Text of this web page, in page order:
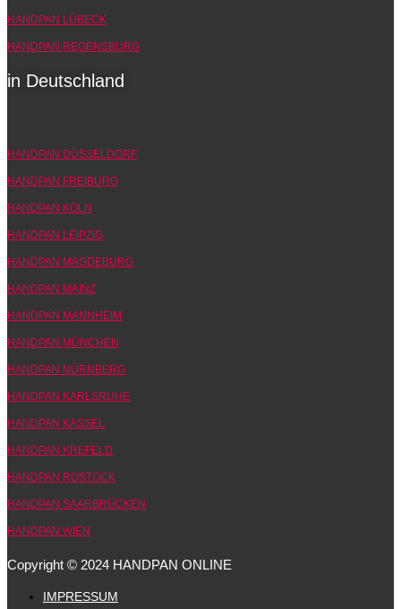
HANDPAN LÜBECK
HANDPAN REGENSBURG
in Deutschland
HANDPAN DÜSSELDORF
HANDPAN FREIBURG
HANDPAN KÖLN
HANDPAN LEIPZIG
HANDPAN MAGDEBURG
HANDPAN MAINZ
HANDPAN MANNHEIM
HANDPAN MÜNCHEN
HANDPAN NÜRNBERG
HANDPAN KARLSRUHE
HANDPAN KASSEL
HANDPAN KREFELD
HANDPAN ROSTOCK
HANDPAN SAARBRÜCKEN
HANDPAN WIEN
Copyright © 2024 HANDPAN ONLINE
IMPRESSUM